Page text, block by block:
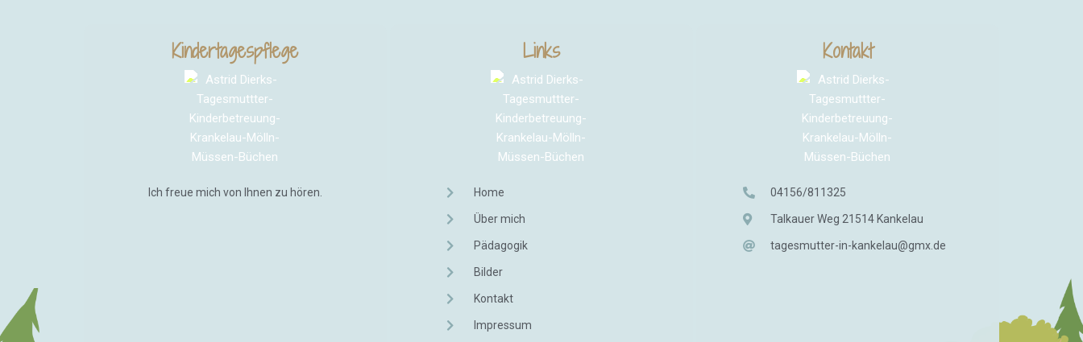
Kindertagespflege
Ich freue mich von Ihnen zu hören.
Links
Home
Über mich
Pädagogik
Bilder
Kontakt
Impressum
Kontakt
04156/811325
Talkauer Weg 21514 Kankelau
tagesmutter-in-kankelau@gmx.de